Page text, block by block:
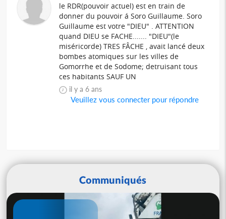
le RDR(pouvoir actuel) est en train de
donner du pouvoir á Soro Guillaume. Soro
Guillaume est votre "DIEU" . ATTENTION
quand DIEU se FACHE....... "DIEU"(le
miséricorde) TRES FÂCHE , avait lancé deux
bombes atomiques sur les villes de
Gomorrhe et de Sodome; detruisant tous
ces habitants SAUF UN
il y a 6 ans
Veuillez vous connecter pour répondre
Communiqués